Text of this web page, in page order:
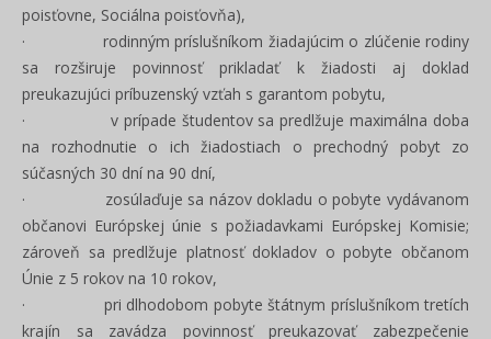
poisťovne, Sociálna poisťovňa),
· rodinným príslušníkom žiadajúcim o zlúčenie rodiny
sa rozširuje povinnosť prikladať k žiadosti aj doklad
preukazujúci príbuzenský vzťah s garantom pobytu,
· v prípade študentov sa predlžuje maximálna doba
na rozhodnutie o ich žiadostiach o prechodný pobyt zo
súčasných 30 dní na 90 dní,
· zosúlaďuje sa názov dokladu o pobyte vydávanom
občanovi Európskej únie s požiadavkami Európskej Komisie;
zároveň sa predlžuje platnosť dokladov o pobyte občanom
Únie z 5 rokov na 10 rokov,
· pri dlhodobom pobyte štátnym príslušníkom tretích
krajín sa zavádza povinnosť preukazovať zabezpečenie